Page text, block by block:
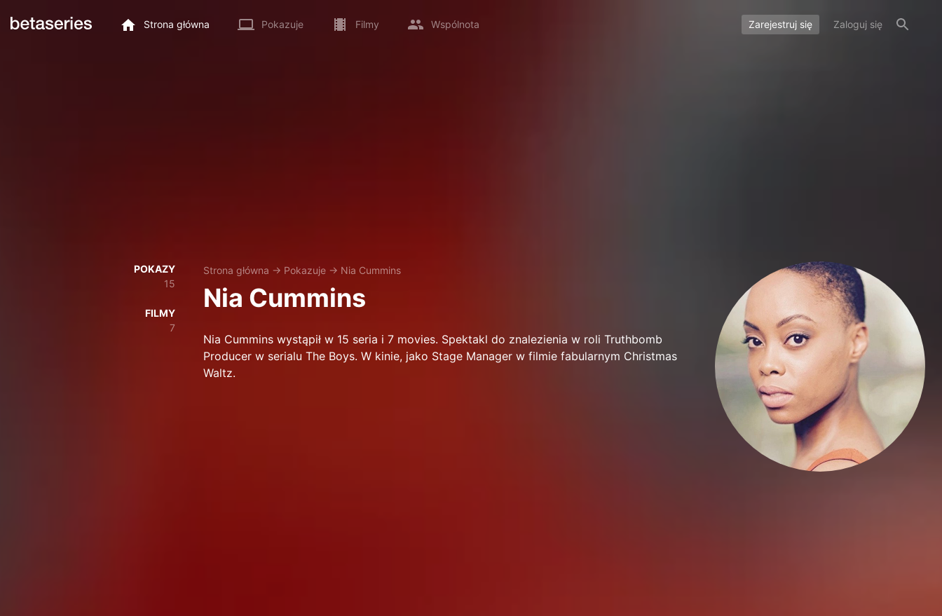
Strona główna Pokazuje Filmy Wspólnota Zarejestruj się Zaloguj się
POKAZY
15
FILMY
7
Strona główna → Pokazuje → Nia Cummins
Nia Cummins
Nia Cummins wystąpił w 15 seria i 7 movies. Spektakl do znalezienia w roli Truthbomb
Producer w serialu The Boys. W kinie, jako Stage Manager w filmie fabularnym Christmas
Waltz.